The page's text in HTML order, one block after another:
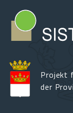
Projekt
der